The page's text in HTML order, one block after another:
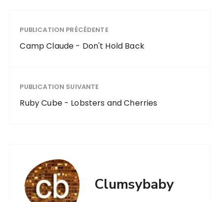
PUBLICATION PRÉCÉDENTE
Camp Claude - Don't Hold Back
PUBLICATION SUIVANTE
Ruby Cube - Lobsters and Cherries
Clumsybaby